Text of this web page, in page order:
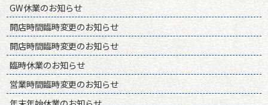
GW休業のお知らせ
開店時間臨時変更のお知らせ
開店時間臨時変更のお知らせ
臨時休業のお知らせ
営業時間臨時変更のお知らせ